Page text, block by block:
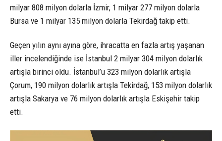
milyar 808 milyon dolarla İzmir, 1 milyar 277 milyon dolarla
Bursa ve 1 milyar 135 milyon dolarla Tekirdağ takip etti.
Geçen yılın aynı ayına göre, ihracatta en fazla artış yaşanan
iller incelendiğinde ise İstanbul 2 milyar 304 milyon dolarlık
artışla birinci oldu. İstanbul’u 323 milyon dolarlık artışla
Çorum, 190 milyon dolarlık artışla Tekirdağ, 153 milyon dolarlık
artışla Sakarya ve 76 milyon dolarlık artışla Eskişehir takip
etti.